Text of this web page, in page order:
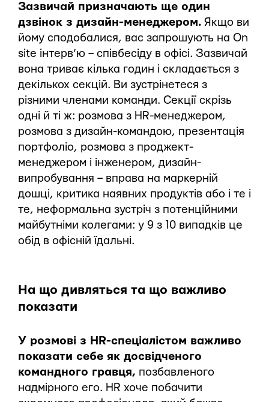
Зазвичай призначають ще один
дзвінок з дизайн-менеджером. Якщо ви
йому сподобалися, вас запрошують на On
site інтерв’ю – співбесіду в офісі. Зазвичай
вона триває кілька годин і складається з
декількох секцій. Ви зустрінетеся з
різними членами команди. Секції скрізь
одні й ті ж: розмова з HR-менеджером,
розмова з дизайн-командою, презентація
портфоліо, розмова з проджект-
менеджером і інженером, дизайн-
випробування – вправа на маркерній
дошці, критика наявних продуктів або і те і
те, неформальна зустріч з потенційними
майбутніми колегами: у 9 з 10 випадків це
обід в офісній їдальні.
На що дивляться та що важливо
показати
У розмові з HR-спеціалістом важливо
показати себе як досвідченого
командного гравця, позбавленого
надмірного его. HR хоче побачити